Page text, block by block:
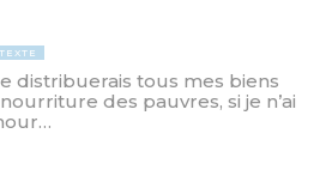
distribuerais tous mes biens
des pauvres, si je n’ai